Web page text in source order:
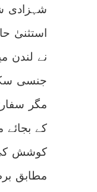
شہزادی
استثنیٰ
نے لندن
جنسی
مگر
کے بجائے
کوشش
مطابق